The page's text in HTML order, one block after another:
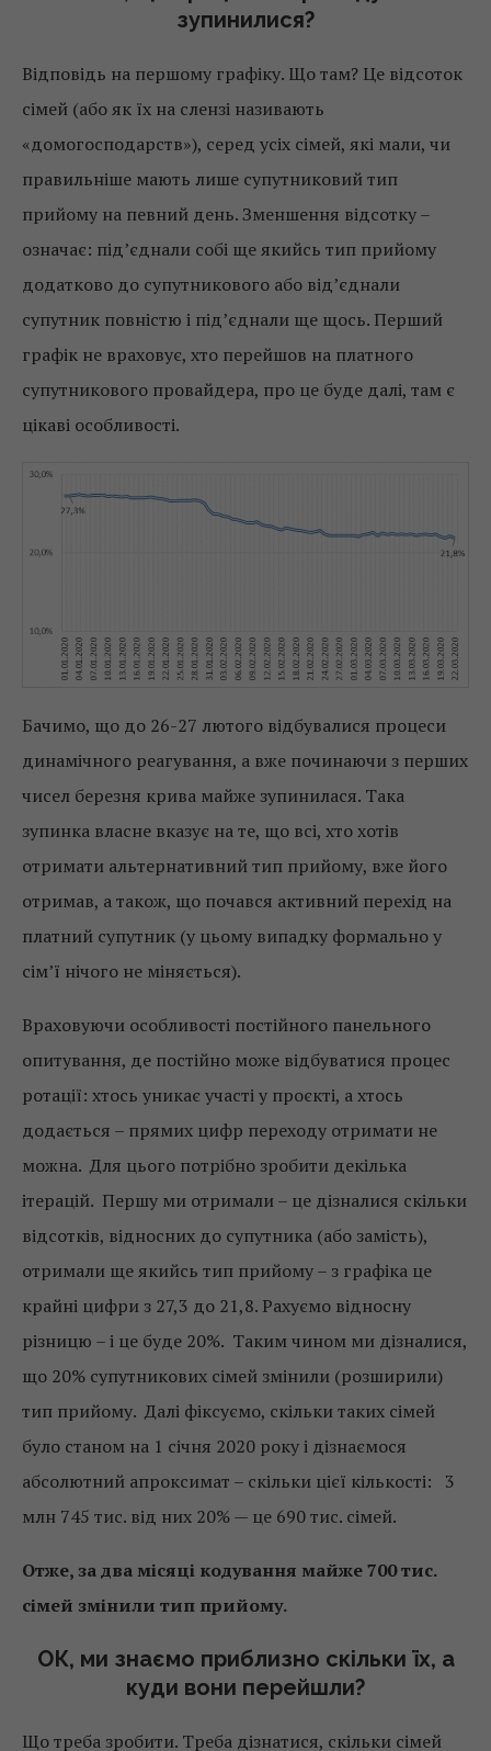
зупинилися?
Відповідь на першому графіку. Що там? Це відсоток
сімей (або як їх на слензі називають
«домогосподарств»), серед усіх сімей, які мали, чи
правильніше мають лише супутниковий тип
прийому на певний день. Зменшення відсотку –
означає: під’єднали собі ще якийсь тип прийому
додатково до супутникового або від’єднали
супутник повністю і під’єднали ще щось. Перший
графік не враховує, хто перейшов на платного
супутникового провайдера, про це буде далі, там є
цікаві особливості.
Бачимо, що до 26-27 лютого відбувалися процеси
динамічного реагування, а вже починаючи з перших
чисел березня крива майже зупинилася. Така
зупинка власне вказує на те, що всі, хто хотів
отримати альтернативний тип прийому, вже його
отримав, а також, що почався активний перехід на
платний супутник (у цьому випадку формально у
сім’ї нічого не міняється).
Враховуючи особливості постійного панельного
опитування, де постійно може відбуватися процес
ротації: хтось уникає участі у проєкті, а хтось
додається – прямих цифр переходу отримати не
можна. Для цього потрібно зробити декілька
ітерацій. Першу ми отримали – це дізналися скільки
відсотків, відносних до супутника (або замість),
отримали ще якийсь тип прийому – з графіка це
крайні цифри з 27,3 до 21,8. Рахуємо відносну
різницю – і це буде 20%. Таким чином ми дізналися,
що 20% супутникових сімей змінили (розширили)
тип прийому. Далі фіксуємо, скільки таких сімей
було станом на 1 січня 2020 року і дізнаємося
абсолютний апроксимат – скільки цієї кількості: 3
млн 745 тис. від них 20% — це 690 тис. сімей.
Отже, за два місяці кодування майже 700 тис.
сімей змінили тип прийому.
ОК, ми знаємо приблизно скільки їх, а
куди вони перейшли?
Що треба зробити. Треба дізнатися, скільки сімей